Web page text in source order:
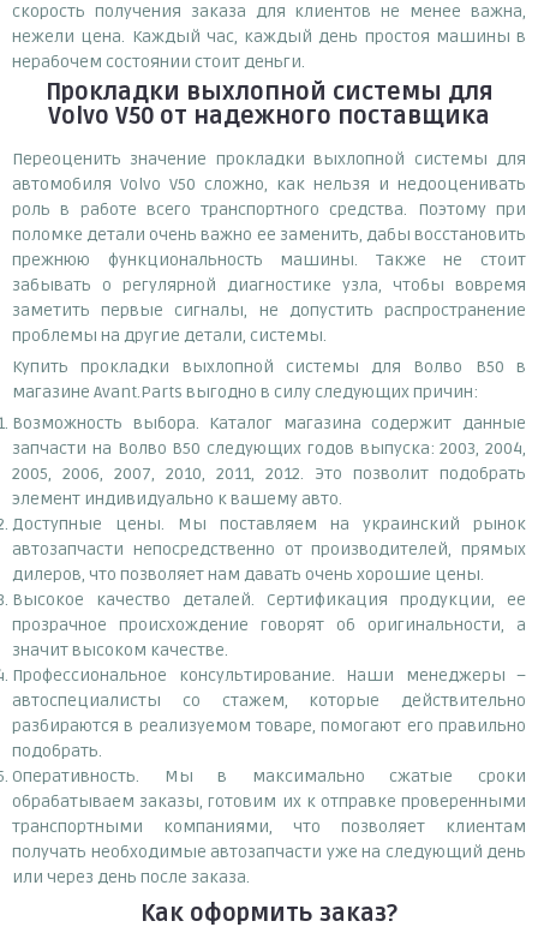
скорость получения заказа для клиентов не менее важна,
нежели цена. Каждый час, каждый день простоя машины в
нерабочем состоянии стоит деньги.
Прокладки выхлопной системы для
Volvo V50 от надежного поставщика
Переоценить значение прокладки выхлопной системы для
автомобиля Volvo V50 сложно, как нельзя и недооценивать
роль в работе всего транспортного средства. Поэтому при
поломке детали очень важно ее заменить, дабы восстановить
прежнюю функциональность машины. Также не стоит
забывать о регулярной диагностике узла, чтобы вовремя
заметить первые сигналы, не допустить распространение
проблемы на другие детали, системы.
Купить прокладки выхлопной системы для Волво В50 в
магазине Avant.Parts выгодно в силу следующих причин:
Возможность выбора. Каталог магазина содержит данные
запчасти на Волво В50 следующих годов выпуска: 2003, 2004,
2005, 2006, 2007, 2010, 2011, 2012. Это позволит подобрать
элемент индивидуально к вашему авто.
Доступные цены. Мы поставляем на украинский рынок
автозапчасти непосредственно от производителей, прямых
дилеров, что позволяет нам давать очень хорошие цены.
Высокое качество деталей. Сертификация продукции, ее
прозрачное происхождение говорят об оригинальности, а
значит высоком качестве.
Профессиональное консультирование. Наши менеджеры –
автоспециалисты со стажем, которые действительно
разбираются в реализуемом товаре, помогают его правильно
подобрать.
Оперативность. Мы в максимально сжатые сроки
обрабатываем заказы, готовим их к отправке проверенными
транспортными компаниями, что позволяет клиентам
получать необходимые автозапчасти уже на следующий день
или через день после заказа.
Как оформить заказ?